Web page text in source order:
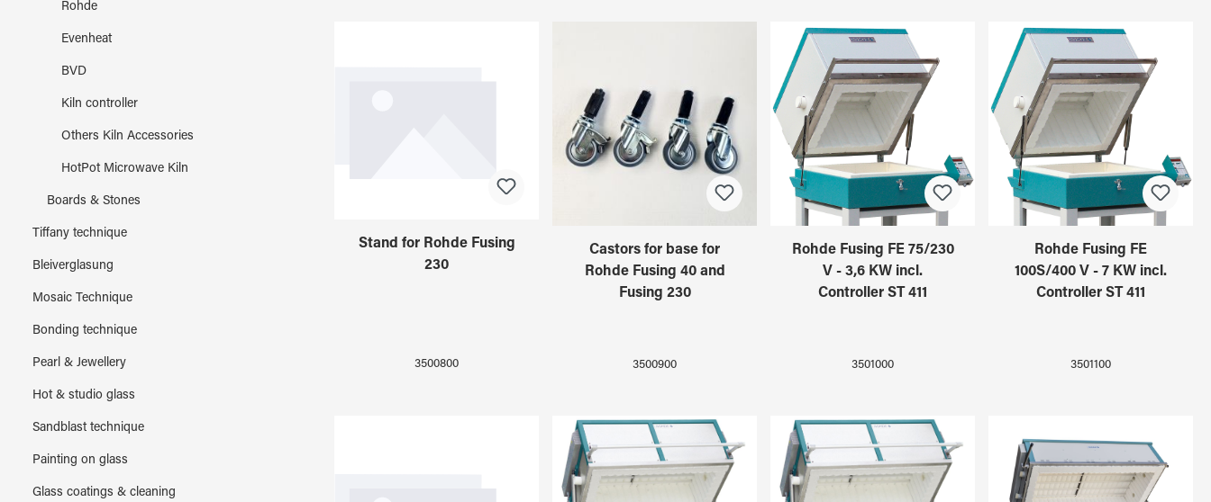
Rohde
Evenheat
BVD
Kiln controller
Others Kiln Accessories
HotPot Microwave Kiln
Boards & Stones
Tiffany technique
Bleiverglasung
Mosaic Technique
Bonding technique
Pearl & Jewellery
Hot & studio glass
Sandblast technique
Painting on glass
Glass coatings & cleaning
Stand for Rohde Fusing
230
3500800
Castors for base for
Rohde Fusing 40 and
Fusing 230
3500900
Rohde Fusing FE 75/230
V - 3,6 KW incl.
Controller ST 411
3501000
Rohde Fusing FE
100S/400 V - 7 KW incl.
Controller ST 411
3501100